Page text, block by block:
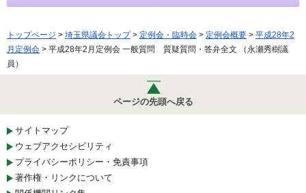
トップページ > 埼玉県議会トップ> 定例会・臨時会 > 定例会概要 > 平成28年2
月定例会 > 平成28年2月定例会 一般質問 質疑質問・答弁全文 （永瀬秀樹議
員）
ページの先頭へ戻る
サイトマップ
ウェブアクセシビリティ
プライバシーポリシー・免責事項
著作権・リンクについて